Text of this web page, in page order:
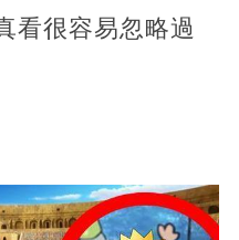
看很容易忽略過